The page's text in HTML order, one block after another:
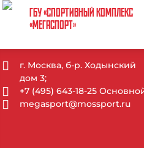
ГБУ «СПОРТИВНЫЙ КОМПЛЕКС
«МЕГАСПОРТ»
г. Москва, б-р. Ходынский
дом 3;
+7 (495) 643-18-25
megasport@mossport.ru